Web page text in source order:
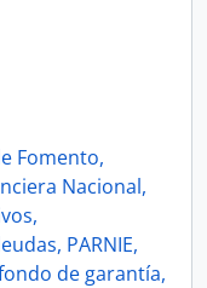
Fomento,
Nacional,
PARNIE,
de garantía,